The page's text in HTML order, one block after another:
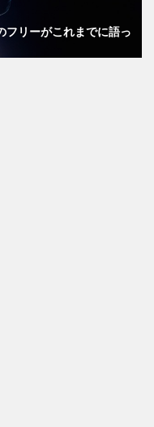
フリーがこれまでに語っ